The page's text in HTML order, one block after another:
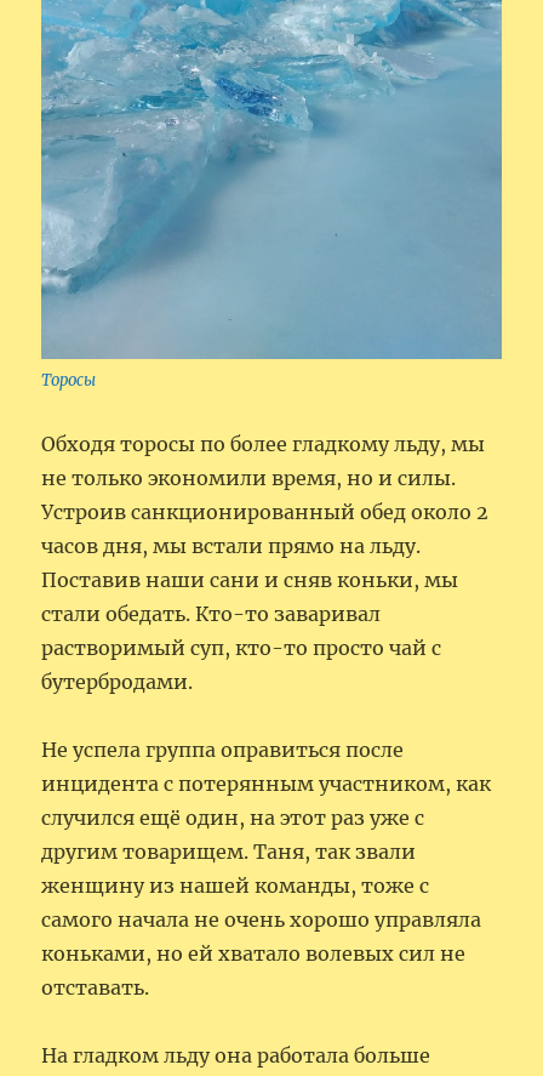
Торосы
Обходя торосы по более гладкому льду, мы
не только экономили время, но и силы.
Устроив санкционированный обед около 2
часов дня, мы встали прямо на льду.
Поставив наши сани и сняв коньки, мы
стали обедать. Кто-то заваривал
растворимый суп, кто-то просто чай с
бутербродами.
Не успела группа оправиться после
инцидента с потерянным участником, как
случился ещё один, на этот раз уже с
другим товарищем. Таня, так звали
женщину из нашей команды, тоже с
самого начала не очень хорошо управляла
коньками, но ей хватало волевых сил не
отставать.
На гладком льду она работала больше